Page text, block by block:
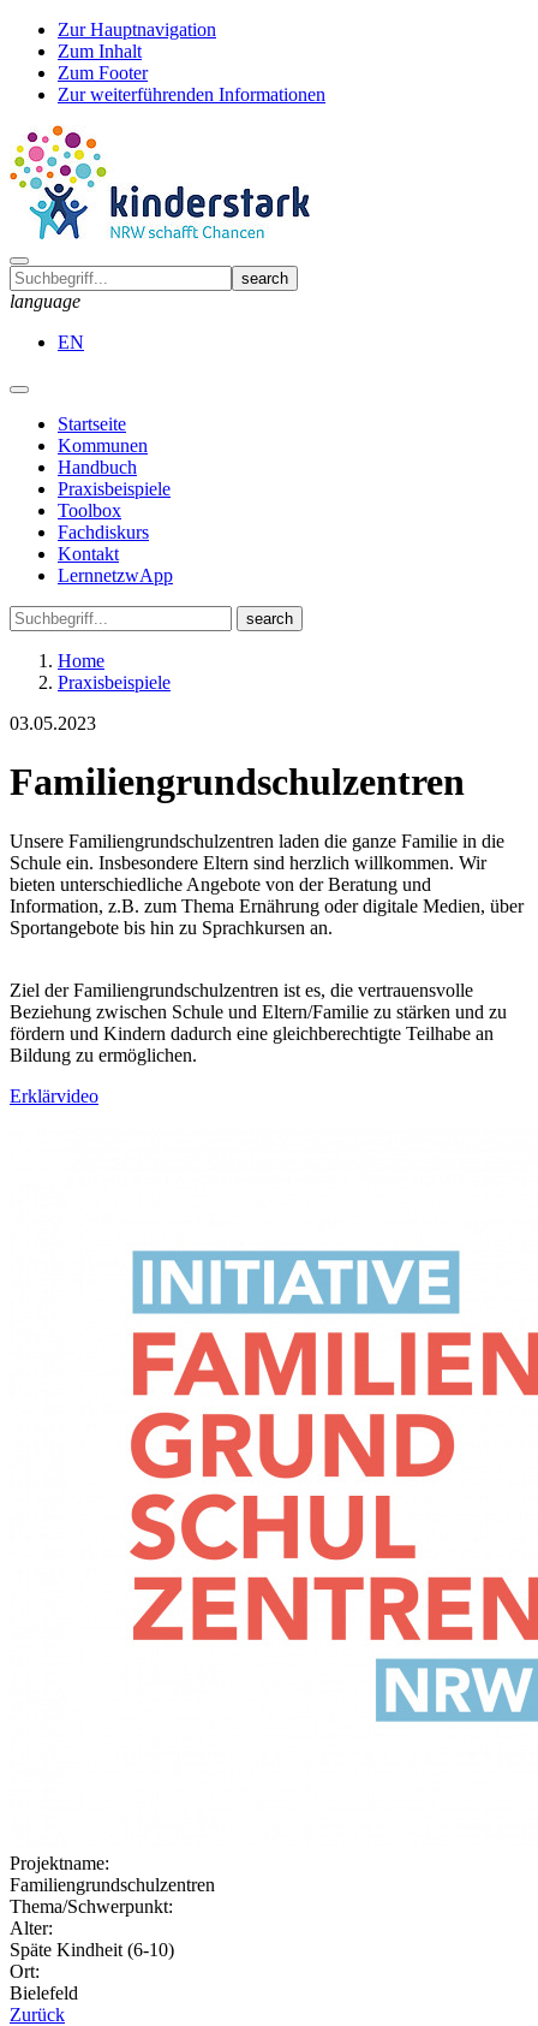
Zur Hauptnavigation
Zum Inhalt
Zum Footer
Zur weiterführenden Informationen
language
EN
Startseite
Kommunen
Handbuch
Praxisbeispiele
Toolbox
Fachdiskurs
Kontakt
LernnetzwApp
Home
Praxisbeispiele
03.05.2023
Familiengrundschulzentren
Unsere Familiengrundschulzentren laden die ganze Familie in die
Schule ein. Insbesondere Eltern sind herzlich willkommen. Wir
bieten unterschiedliche Angebote von der Beratung und
Information, z.B. zum Thema Ernährung oder digitale Medien, über
Sportangebote bis hin zu Sprachkursen an.
Ziel der Familiengrundschulzentren ist es, die vertrauensvolle
Beziehung zwischen Schule und Eltern/Familie zu stärken und zu
fördern und Kindern dadurch eine gleichberechtigte Teilhabe an
Bildung zu ermöglichen.
Erklärvideo
Projektname:
Familiengrundschulzentren
Thema/Schwerpunkt:
Alter:
Späte Kindheit (6-10)
Ort:
Bielefeld
Zurück